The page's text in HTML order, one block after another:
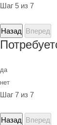
Шаг 5 из 7
Назад Вперед
да
нет
Шаг 7 из 7
Назад Вперед